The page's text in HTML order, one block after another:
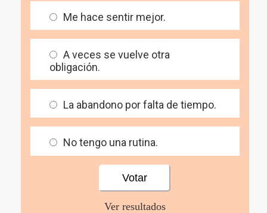
Me hace sentir mejor.
A veces se vuelve otra
obligación.
La abandono por falta de tiempo.
No tengo una rutina.
Ver resultados